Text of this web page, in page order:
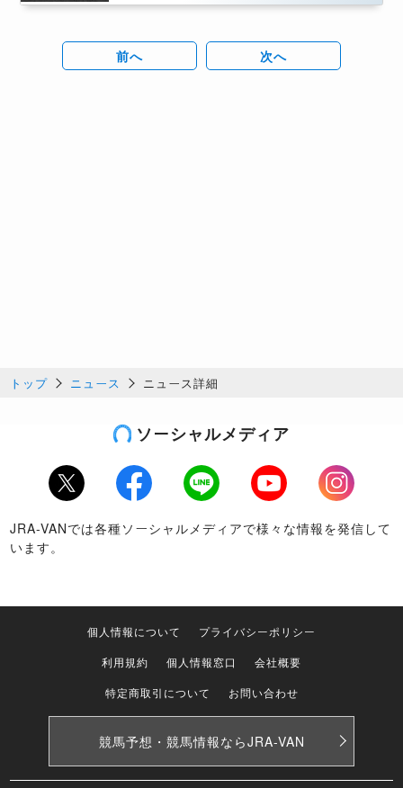
前へ 次へ
トップ ニュース ニュース詳細
ソーシャルメディア
Twitter Facebook LINE Youtube
Instagram
JRA-VANでは各種ソーシャルメディアで様々な情報を発信して
います。
個人情報について
プライバシーポリシー
利用規約
個人情報窓口
会社概要
特定商取引について
お問い合わせ
競馬予想・競馬情報ならJRA-VAN